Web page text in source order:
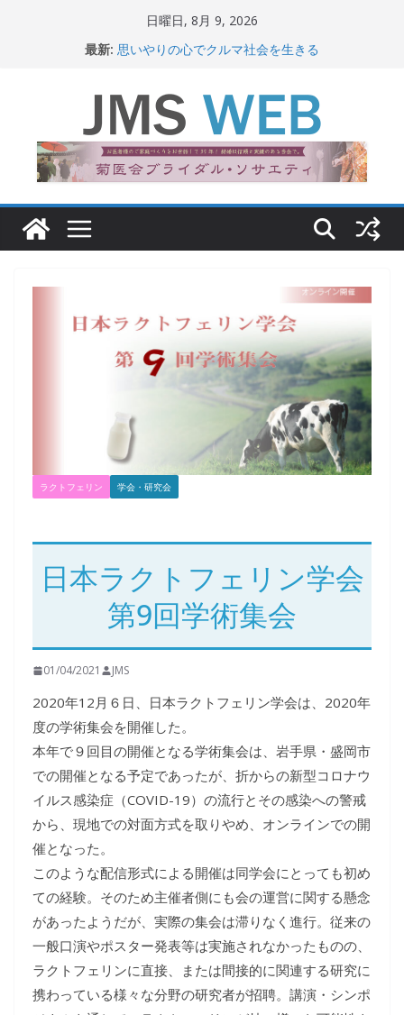
ッ
日曜日, 8月 9, 2026
最新: 思いやりの心でクルマ社会を生きる
関東大震災から100 年
新生ニッポン！
ラクトフェリン 学会・研究会
日本ラクトフェリン学会
第9回学術集会
01/04/2021 JMS
2020年12月６日、日本ラクトフェリン学会は、2020年
度の学術集会を開催した。
本年で９回目の開催となる学術集会は、岩手県・盛岡市
での開催となる予定であったが、折からの新型コロナウ
イルス感染症（COVID-19）の流行とその感染への警戒
から、現地での対面方式を取りやめ、オンラインでの開
催となった。
このような配信形式による開催は同学会にとっても初め
ての経験。そのため主催者側にも会の運営に関する懸念
があったようだが、実際の集会は滞りなく進行。従来の
一般口演やポスター発表等は実施されなかったものの、
ラクトフェリンに直接、または間接的に関連する研究に
携わっている様々な分野の研究者が招聘。講演・シンポ